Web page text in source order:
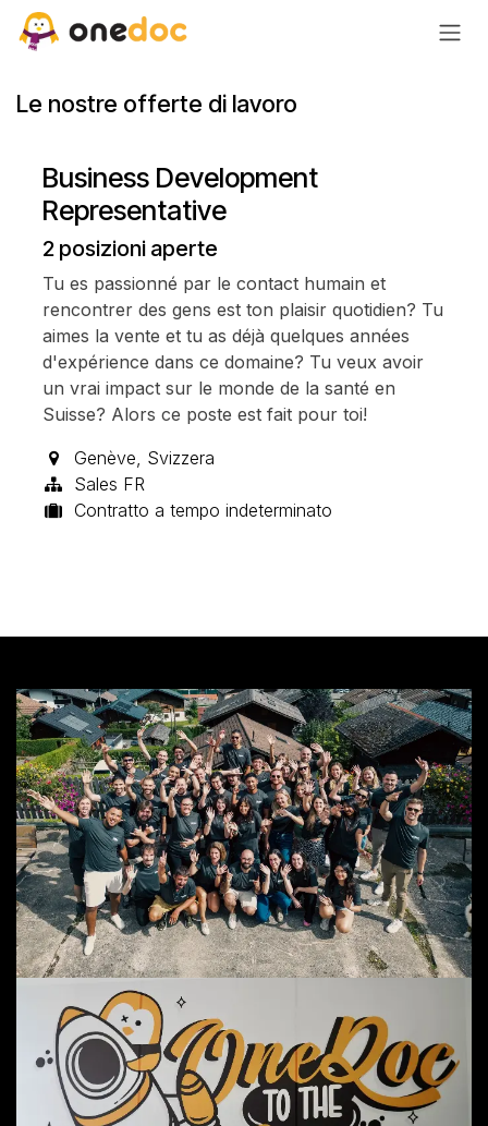
Passa al contenuto
Le nostre offerte di lavoro
Business Development
Representative
2 posizioni aperte
Tu es passionné par le contact humain et
rencontrer des gens est ton plaisir quotidien? Tu
aimes la vente et tu as déjà quelques années
d'expérience dans ce domaine? Tu veux avoir
un vrai impact sur le monde de la santé en
Suisse? Alors ce poste est fait pour toi!
Genève Svizzera
Sales FR
Contratto a tempo indeterminato